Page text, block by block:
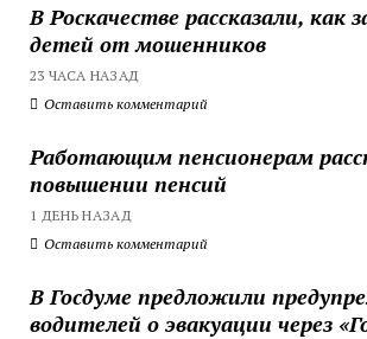
В Роскачестве рассказали, как
детей от мошенников
23 ЧАСА НАЗАД
Оставить комментарий
Работающим пенсионерам
повышении пенсий
1 ДЕНЬ НАЗАД
Оставить комментарий
В Госдуме предложили
водителей о эвакуации через